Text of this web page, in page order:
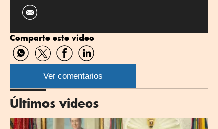
Comparte este vídeo
Compartir
por
WhatsApp
Compartir
por
Twitter
Compartir
por
Facebook
Compartir
por
Linkedin
Ver comentarios
Últimos videos